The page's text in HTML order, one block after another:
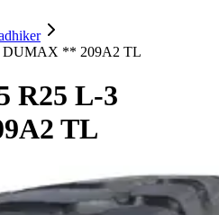
DUMAX ** 209A2 TL
R25 L-3
TL